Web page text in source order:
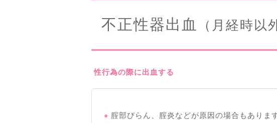
不正性器出血 （月経時以
性行為の際に出血する
腟部びらん、腟炎などが原因の場合もありま